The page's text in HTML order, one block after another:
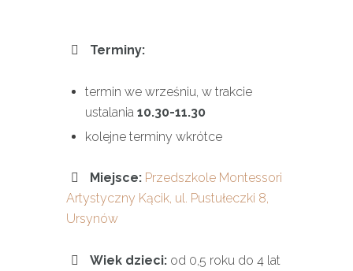
Terminy:
termin we wrześniu, w trakcie
ustalania 10.30-11.30
kolejne terminy wkrótce
Miejsce: Przedszkole Montessori
Artystyczny Kącik, ul. Pustułeczki 8,
Ursynów
Wiek dzieci: od 0,5 roku do 4 lat